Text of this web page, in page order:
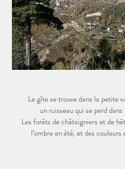
Le gîte se trouve dans la petite
un ruisseau qui se perd
Les forêts de châtaigniers et de
l’ombre en été, et des couleurs